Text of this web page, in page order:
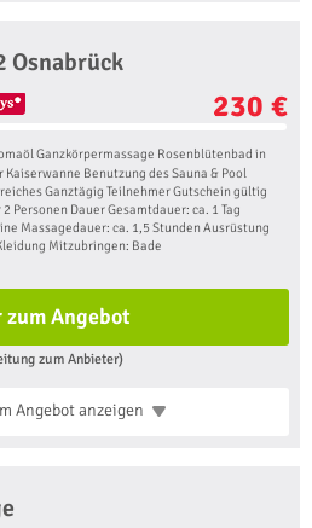
Osnabrück
230 €
Ganzkörpermassage Rosenblütenbad in
Kaiserwanne Benutzung des Sauna & Pool
Ganztägig Teilnehmer Gutschein gültig
Personen Dauer Gesamtdauer: ca. 1 Tag
Massagedauer: ca. 1,5 Stunden Ausrüstung
Mitzubringen: Bade
zum Angebot
zum Anbieter)
Angebotanzeigen